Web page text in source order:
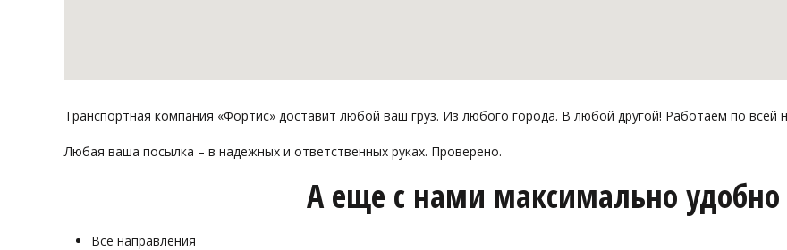
Транспортная компания «Фортис» доставит любой ваш груз. Из любого города. В любой другой! Работаем по всей
Любая ваша посылка – в надежных и ответственных руках. Проверено.
А еще с нами максимально удобно
Все направления